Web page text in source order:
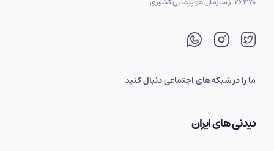
ما را در شبکه‌های اجتماعی دنبال کنید
دیدنی های ایران